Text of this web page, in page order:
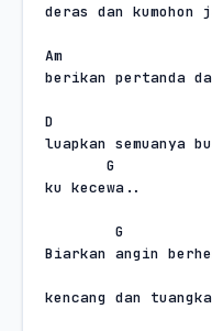
deras dan
Am
berikan pertanda
D
luapkan semuanya
G
ku kecewa..
G
Biarkan angin
kencang dan